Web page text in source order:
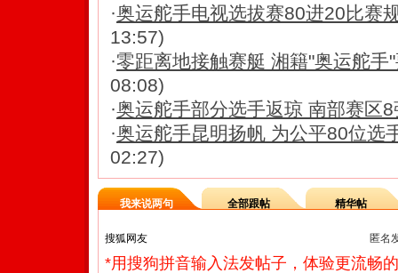
·奥运舵手电视选拔赛80进20比赛
13:57)
·零距离地接触赛艇 湘籍"奥运舵手
08:08)
·奥运舵手部分选手返琼 南部赛区
·奥运舵手昆明扬帆 为公平80位选
02:27)
我来说两句 全部跟帖 精华帖
匿名
*用搜狗拼音输入法发帖子，体验更流畅